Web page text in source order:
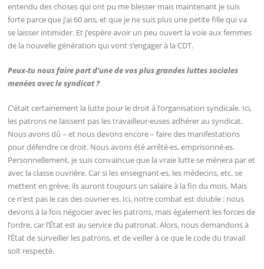
entendu des choses qui ont pu me blesser mais maintenant je suis
forte parce que j’ai 60 ans, et que je ne suis plus une petite fille qui va
se laisser intimider. Et j’espère avoir un peu ouvert la voie aux femmes
de la nouvelle génération qui vont s’engager à la CDT.
Peux-tu nous faire part d’une de vos plus grandes luttes sociales
menées avec le syndicat ?
C’était certainement la lutte pour le droit à l’organisation syndicale. Ici,
les patrons ne laissent pas les travailleur·euses adhérer au syndicat.
Nous avons dû – et nous devons encore – faire des manifestations
pour défendre ce droit. Nous avons été arrêté·es, emprisonné·es.
Personnellement, je suis convaincue que la vraie lutte se mènera par et
avec la classe ouvrière. Car si les enseignant·es, les médecins, etc. se
mettent en grève, ils auront toujours un salaire à la fin du mois. Mais
ce n’est pas le cas des ouvrier·es. Ici, notre combat est double : nous
devons à la fois négocier avec les patrons, mais également les forces de
l’ordre, car l’État est au service du patronat. Alors, nous demandons à
l’État de surveiller les patrons, et de veiller à ce que le code du travail
soit respecté.